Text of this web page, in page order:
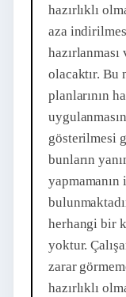
hazırlıklı
aza
olacaktır. Bu
planlarının
gösterilmesi
bunların
yapmamanın
herhangi bir
yoktur.
zarar
hazırlıklı